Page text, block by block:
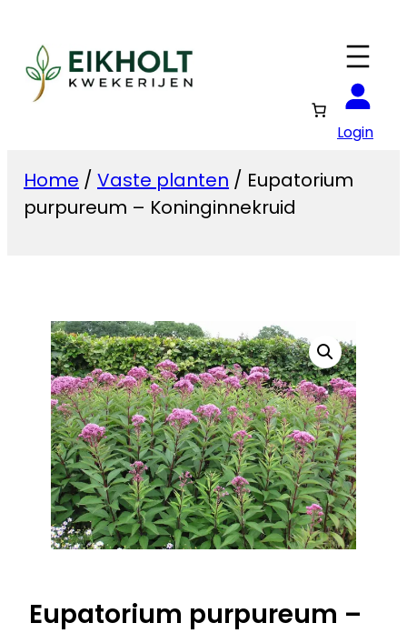
inhoud
Login
Home / Vaste planten / Eupatorium
purpureum – Koninginnekruid
Eupatorium purpureum –